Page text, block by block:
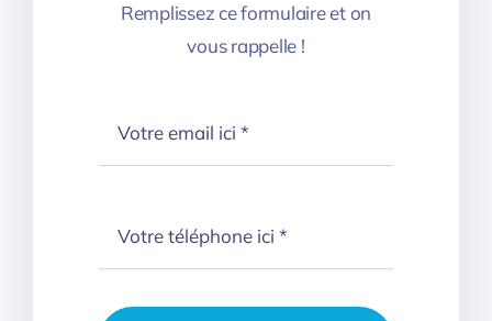
Remplissez ce formulaire et on
vous rappelle !